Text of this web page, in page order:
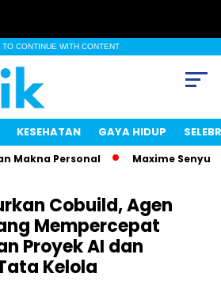
CONTINUE WITH CONTENT
KESEHATAN GAYA HIDUP
Personal Maxime Senyum
Cobuild, Agen
Mempercepat
Proyek AI dan
Kelola